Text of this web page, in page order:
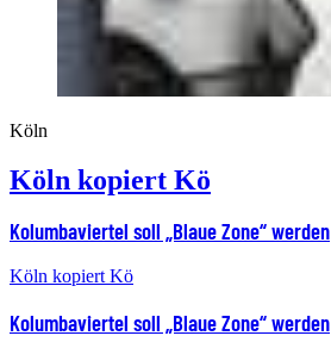
Köln
Köln kopiert Kö
Kolumbaviertel soll „Blaue Zone“ werden
Köln kopiert Kö
Kolumbaviertel soll „Blaue Zone“ werden